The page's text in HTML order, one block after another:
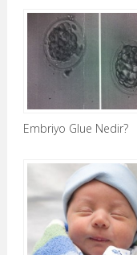
Embriyo Glue Nedir?